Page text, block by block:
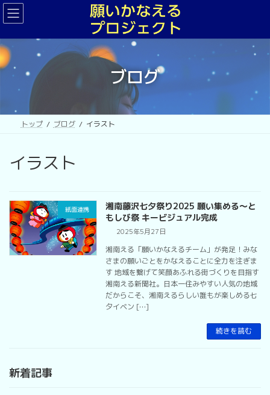
コ
ン
ン
ツ
へ
プ
ナ
ビ
ー
シ
ョ
動
ブログ
トップ ブログ イラスト
イラスト
紙面連携
湘南藤沢七夕祭り2025 願い集める〜と
もしび祭 キービジュアル完成
2025年5月27日
湘南える「願いかなえるチーム」が発足！みな
さまの願いごとをかなえることに全力を注ぎま
す 地域を繋げて笑顔あふれる街づくりを目指す
湘南える新聞社。日本一住みやすい人気の地域
だからこそ、湘南えるらしい誰もが楽しめる七
夕イベン […]
続きを読む
新着記事